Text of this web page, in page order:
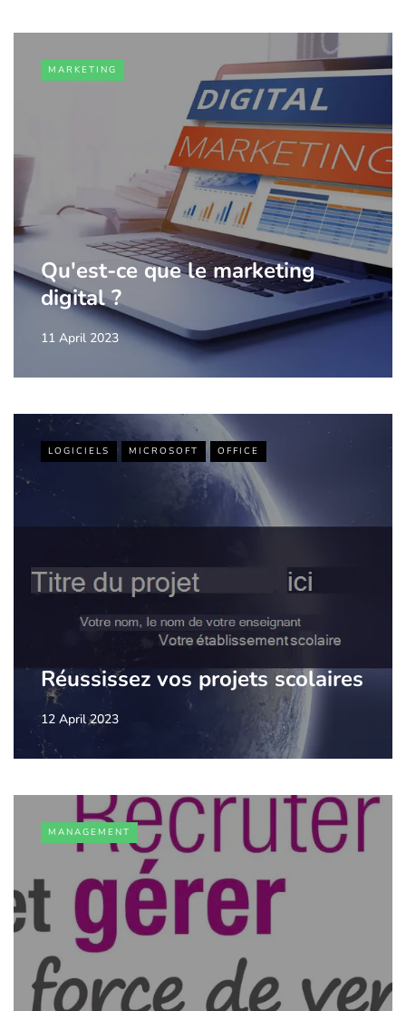
MARKETING
Qu'est-ce que le marketing
digital ?
11 April 2023
LOGICIELS MICROSOFT OFFICE
Réussissez vos projets scolaires
12 April 2023
MANAGEMENT